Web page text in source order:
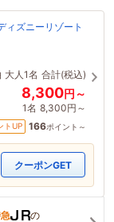
ィズニーリゾート
大人1名 合計(税込)
8,300円～
1名 8,300円～
トUP 166ポイント～
クーポンGET
の